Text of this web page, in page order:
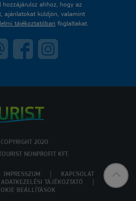
hozzájárulsz ahhoz, hogy az
ajánlatokat küldjön, valamint
tájékoztatóban foglaltakat.
COPYRIGHT 2020
NONPROFIT KFT.
IMPRESSZUM
KAPCSOLAT
ADATKEZELÉSI TÁJÉKOZTATÓ
BEÁLLÍTÁSOK